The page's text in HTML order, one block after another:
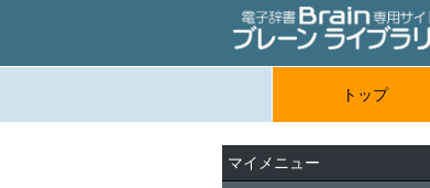
トップ
マイメニュー